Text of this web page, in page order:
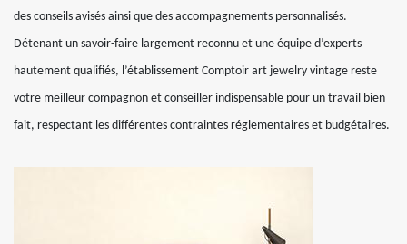
des conseils avisés ainsi que des accompagnements personnalisés.
Détenant un savoir-faire largement reconnu et une équipe d’experts
hautement qualifiés, l’établissement Comptoir art jewelry vintage reste
votre meilleur compagnon et conseiller indispensable pour un travail bien
fait, respectant les différentes contraintes réglementaires et budgétaires.